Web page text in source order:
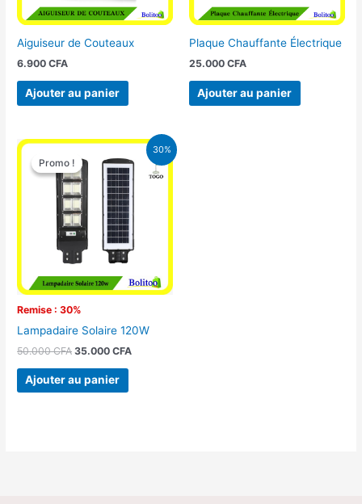
Aiguiseur de Couteaux
6.900CFA
Ajouter au panier
Plaque Chauffante Électrique
25.000 CFA
Ajouter au panier
30%
Promo !
Remise : 30%
Promo !
Lampadaire Solaire 120W
50.000CFA
Le
prix
initial
était :
50.000 CFA.
35.000CFA
Le
prix
actuel
est :
35.000 CFA.
Ajouter au panier